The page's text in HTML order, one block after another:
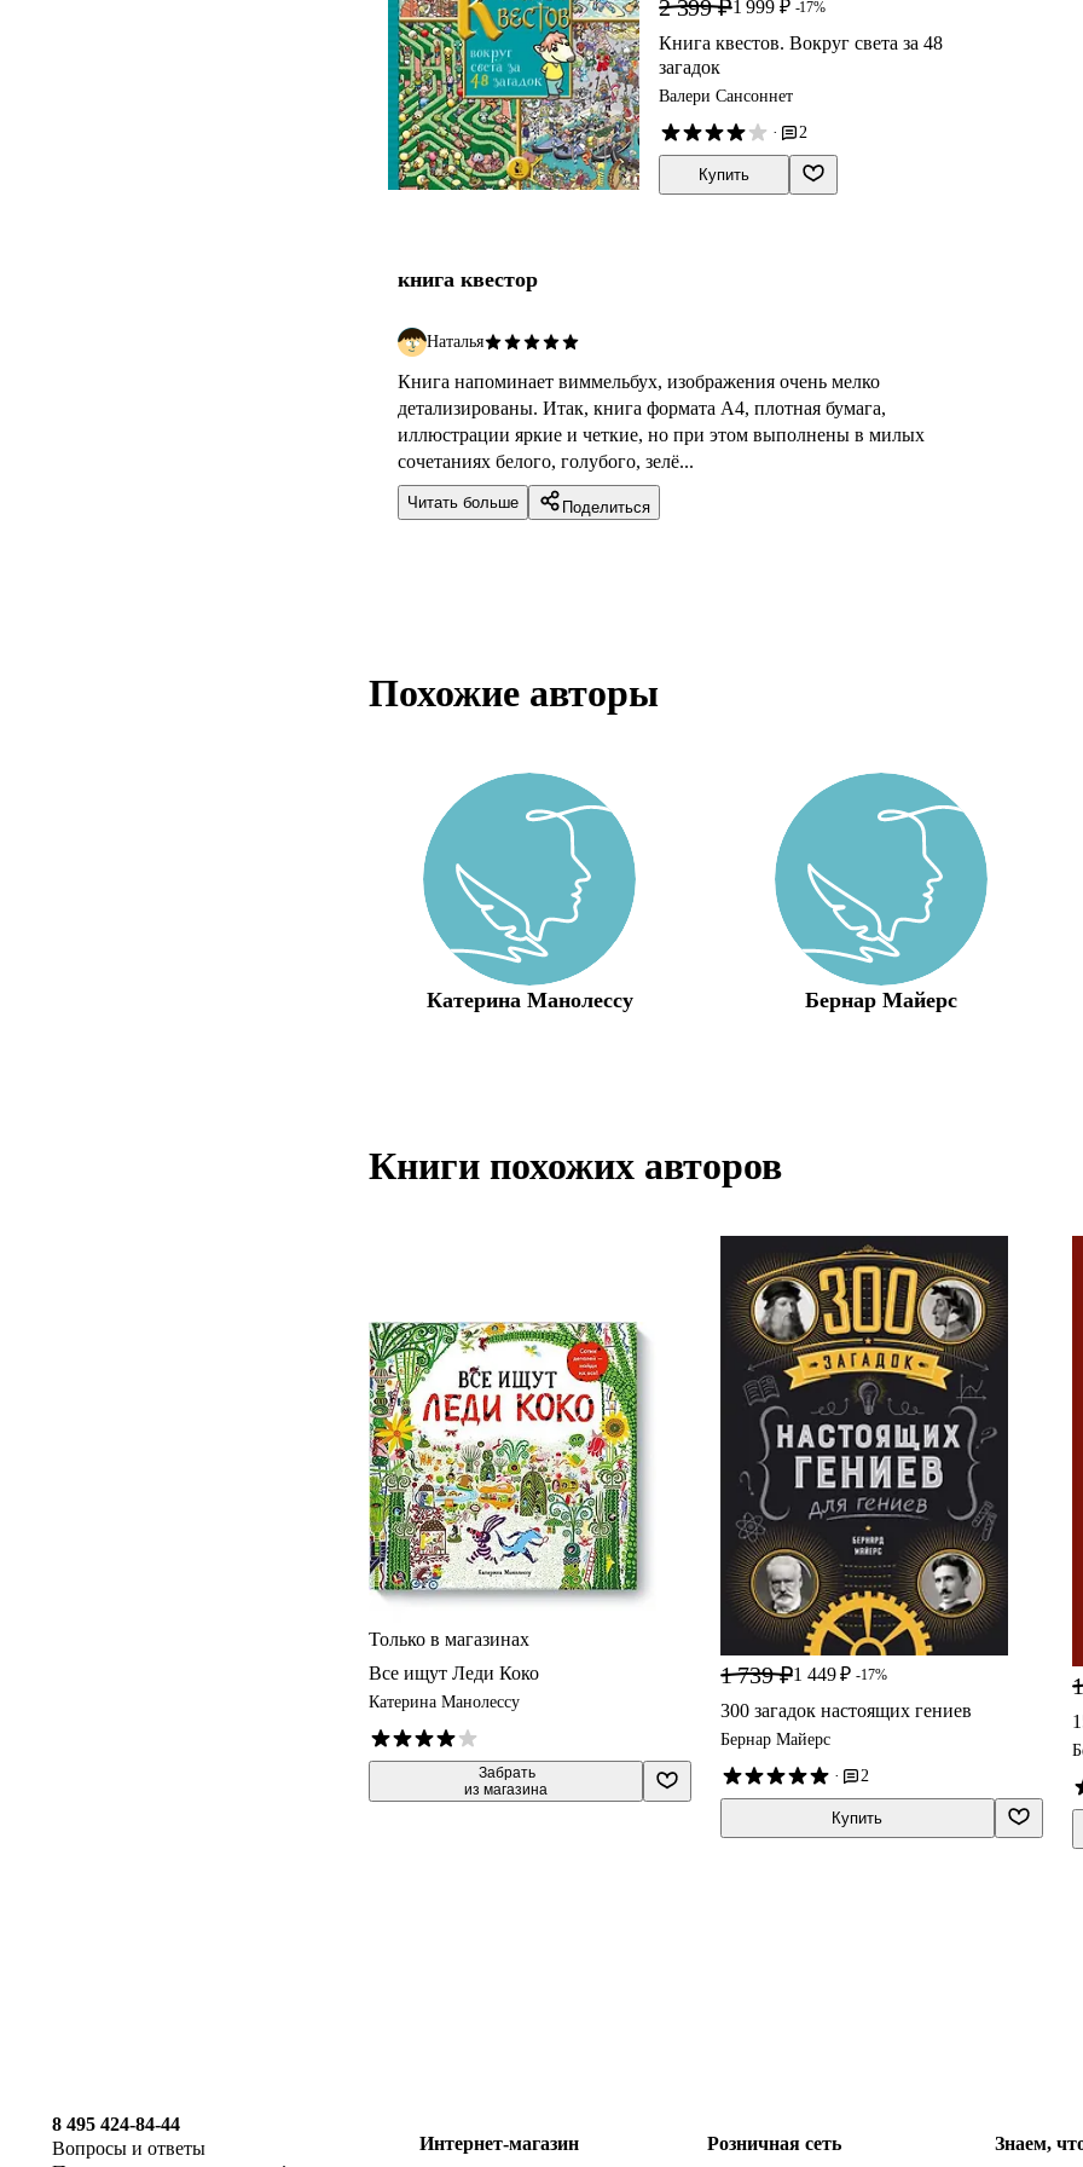
2 399 ₽1 999 ₽ -17%
Книга квестов. Вокруг света за 48
загадок
Валери Сансоннет
·
2
Купить
книга квестор
Наталья
Книга напоминает виммельбух, изображения очень мелко
детализированы. Итак, книга формата А4, плотная бумага,
иллюстрации яркие и четкие, но при этом выполнены в милых
сочетаниях белого, голубого, зелё...
Читать больше Поделиться
Похожие авторы
Катерина Манолессу Бернар Майерс
Книги похожих авторов
Только в магазинах
Все ищут Леди Коко
Катерина Манолессу
Забрать
из магазина
1 739 ₽1 449 ₽ -17%
300 загадок настоящих гениев
Бернар Майерс
·
2
Купить
8 495 424-84-44
Вопросы и ответы
Интернет-магазин Розничная сеть Знаем,